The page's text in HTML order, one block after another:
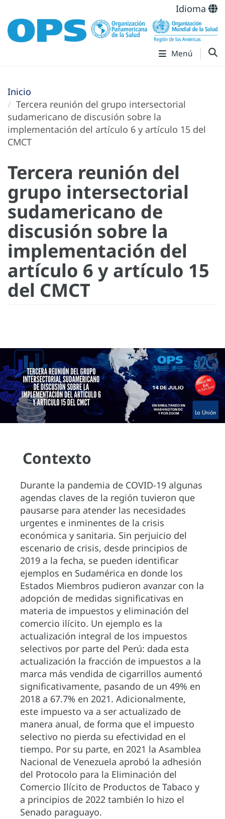
Idioma
Menú
Inicio
Tercera reunión del grupo intersectorial
sudamericano de discusión sobre la
implementación del artículo 6 y artículo 15 del
CMCT
Tercera reunión del
grupo intersectorial
sudamericano de
discusión sobre la
implementación del
artículo 6 y artículo 15
del CMCT
Contexto
Durante la pandemia de COVID-19 algunas
agendas claves de la región tuvieron que
pausarse para atender las necesidades
urgentes e inminentes de la crisis
económica y sanitaria. Sin perjuicio del
escenario de crisis, desde principios de
2019 a la fecha, se pueden identificar
ejemplos en Sudamérica en donde los
Estados Miembros pudieron avanzar con la
adopción de medidas significativas en
materia de impuestos y eliminación del
comercio ilícito. Un ejemplo es la
actualización integral de los impuestos
selectivos por parte del Perú: dada esta
actualización la fracción de impuestos a la
marca más vendida de cigarrillos aumentó
significativamente, pasando de un 49% en
2018 a 67.7% en 2021. Adicionalmente,
este impuesto va a ser actualizado de
manera anual, de forma que el impuesto
selectivo no pierda su efectividad en el
tiempo. Por su parte, en 2021 la Asamblea
Nacional de Venezuela aprobó la adhesión
del Protocolo para la Eliminación del
Comercio Ilícito de Productos de Tabaco y
a principios de 2022 también lo hizo el
Senado paraguayo.